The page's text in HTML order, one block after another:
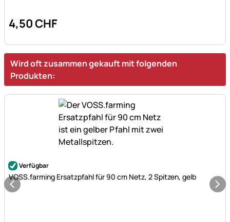
4,50CHF
Wird oft zusammen gekauft mit folgenden
Produkten:
Noch keine Bewertungen abgegeben
Verfügbar
VOSS.farming Ersatzpfahl für 90 cm Netz, 2 Spitzen, gelb